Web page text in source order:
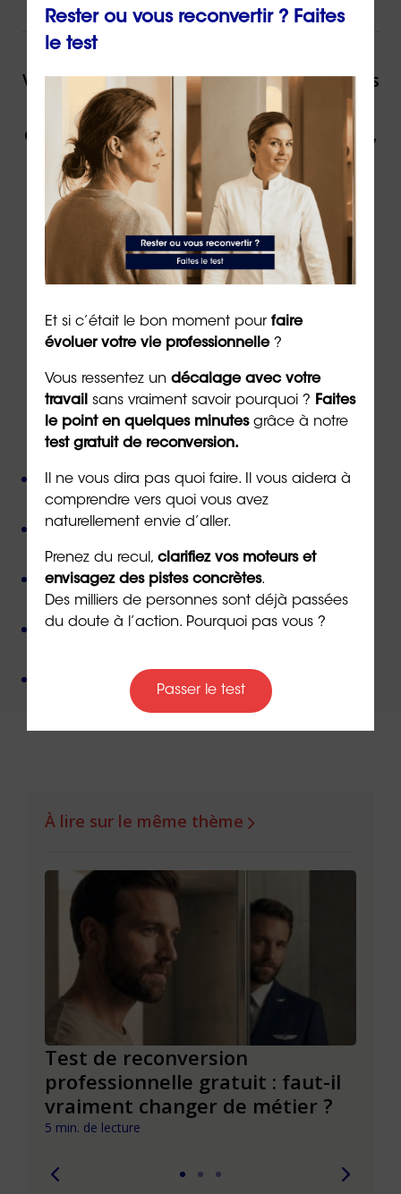
NOUS VOUS ACCOMPAGNONS !
Vous souhaitez être accompagné(e) dans
votre reconversion ou dans votre
évolution professionnelle par un expert,
contactez ORIENTACTION.
Contacter un(e) conseiller(ère)
Par téléphone au 02 43 72 25 88
Ou par email à l’adresseinfo@orientaction.com
ORIENTACTION c'est :
Plus de 800 consultant(e)s expérimenté(e)s
présent(e)s partout en France,
Près de 50 000 personnes accompagnées
sa création,
Des valeurs humanistes debienveillance
non-jugement
Une méthode créée parun docteur en
Un organisme de formation
certifié QUALIOPI
À lire sur le même thème
Test de reconversion
professionnelle gratuit : faut-il
vraiment changer de métier ?
5 min. de lecture
Rester ou vous reconvertir ? Faites
le test
Et si c’était le bon moment pour faire
évoluer votre vie professionnelle?
Vous ressentez un décalage avec votre
travail sans vraiment savoir pourquoi ? Faites
le point en quelques minutesgrâce à notre
test gratuit de reconversion.
Il ne vous dira pas quoi faire. Il vous aidera à
comprendre vers quoi vous avez
naturellement envie d’aller.
Prenez du recul, clarifiez vos moteurs et
envisagez des pistes concrètes.
Des milliers de personnes sont déjà passées
du doute à l’action. Pourquoi pas vous ?
Passer le test